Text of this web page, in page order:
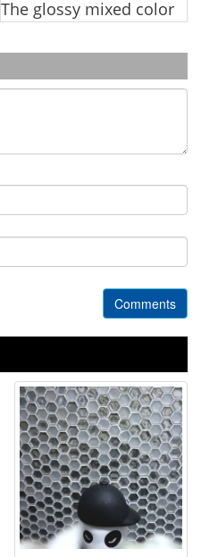
The glossy mixed color
Comments